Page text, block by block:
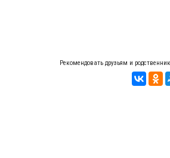
Рекомендовать друзьям и